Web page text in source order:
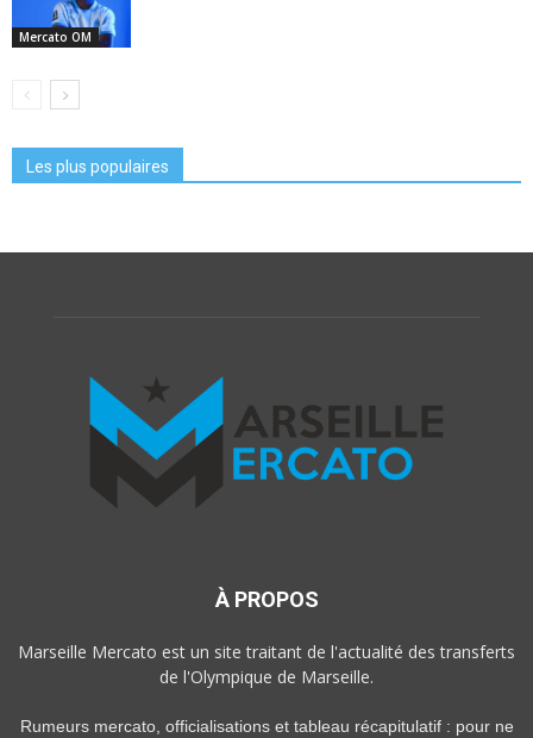
Mercato OM
Les plus populaires
À PROPOS
Marseille Mercato est un site traitant de l'actualité des transferts
de l'Olympique de Marseille.
Rumeurs mercato, officialisations et tableau récapitulatif : pour ne